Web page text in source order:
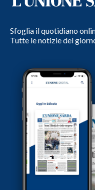
Sfoglia il quotidiano
Tutte le notizie del